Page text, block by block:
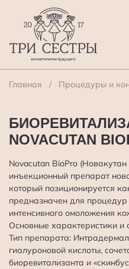
Главная Процедуры и
NOVACUTAN
Novacutan BioPro
инъекционный препарат
который позиционируется
предназначен для
интенсивного омоложения
Основные характеристики и
Тип препарата:
гиалуроновой кислоты,
биоревитализанта и